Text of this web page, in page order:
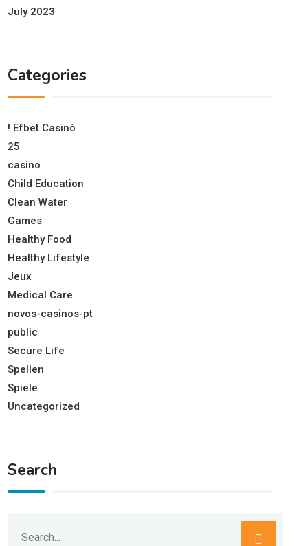
July 2023
Categories
! Efbet Casinò
25
casino
Child Education
Clean Water
Games
Healthy Food
Healthy Lifestyle
Jeux
Medical Care
novos-casinos-pt
public
Secure Life
Spellen
Spiele
Uncategorized
Search